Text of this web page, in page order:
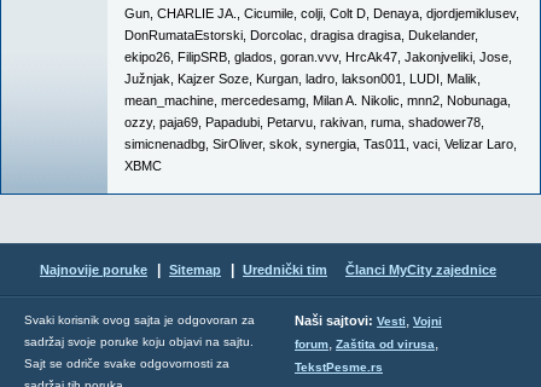
Gun CHARLIE JA. Cicumile colji Colt D Denaya djordjemiklusev,
DonRumataEstorski Dorcolac dragisa dragisa Dukelander,
ekipo26 FilipSRB glados goran.vvv, HrcAk47 Jakonjveliki Jose
Južnjak Kajzer Soze Kurgan ladro lakson001 LUDI Malik
mean_machine mercedesamg Milan A. Nikolic mnn2 Nobunaga
ozzy, paja69 Papadubi Petarvu rakivan ruma shadower78
simicnenadbg SirOliver, skok synergia Tas011 vaci Velizar Laro
XBMC
Najnovije poruke Sitemap Urednički tim Članci MyCity zajednice
Svaki korisnik ovog sajta je odgovoran za
sadržaj svoje poruke koju objavi na sajtu.
Sajt se odriče svake odgovornosti za
Naši sajtovi: Vesti, Vojni
forum, Zaštita od virusa,
TekstPesme.rs